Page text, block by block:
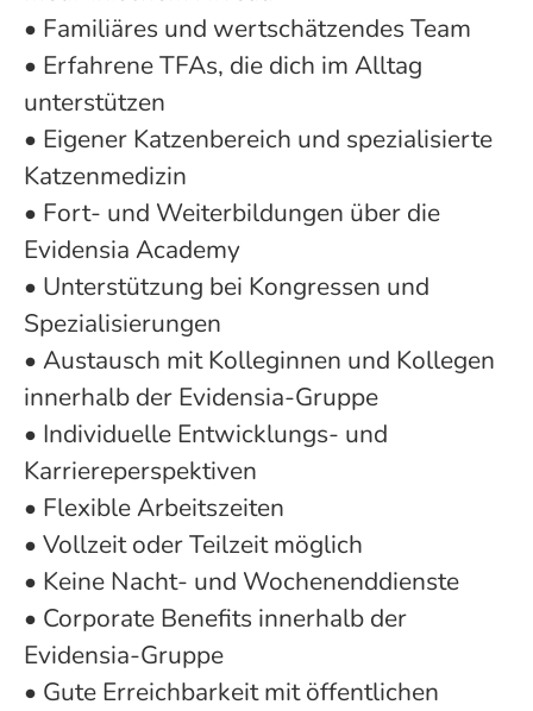
• Familiäres und wertschätzendes Team
• Erfahrene TFAs, die dich im Alltag
unterstützen
• Eigener Katzenbereich und spezialisierte
Katzenmedizin
• Fort- und Weiterbildungen über die
Evidensia Academy
• Unterstützung bei Kongressen und
Spezialisierungen
• Austausch mit Kolleginnen und Kollegen
innerhalb der Evidensia-Gruppe
• Individuelle Entwicklungs- und
Karriereperspektiven
• Flexible Arbeitszeiten
• Vollzeit oder Teilzeit möglich
• Keine Nacht- und Wochenenddienste
• Corporate Benefits innerhalb der
Evidensia-Gruppe
• Gute Erreichbarkeit mit öffentlichen